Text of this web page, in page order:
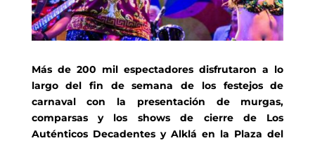
Más de 200 mil espectadores disfrutaron a lo
largo del fin de semana de los festejos de
carnaval con la presentación de murgas,
comparsas y los shows de cierre de Los
Auténticos Decadentes y Alklá en la Plaza del